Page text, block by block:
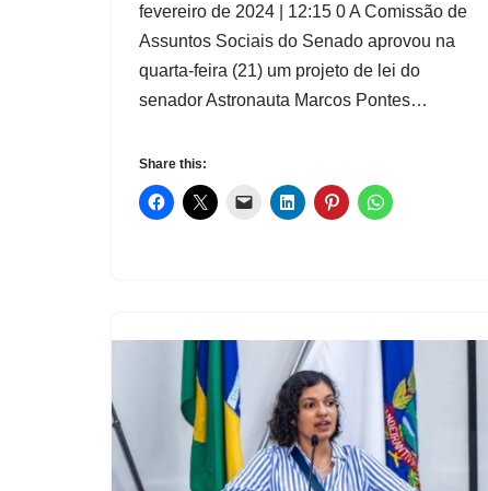
fevereiro de 2024 | 12:15 0 A Comissão de
Assuntos Sociais do Senado aprovou na
quarta-feira (21) um projeto de lei do
senador Astronauta Marcos Pontes…
Share this: